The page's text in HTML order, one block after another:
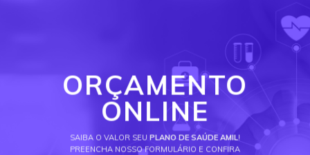
ORÇAMENTO
ONLINE
SAIBA O VALOR SEU PLANO DE SAÚDE AMIL!
PREENCHA NOSSO FORMULÁRIO E CONFIRA